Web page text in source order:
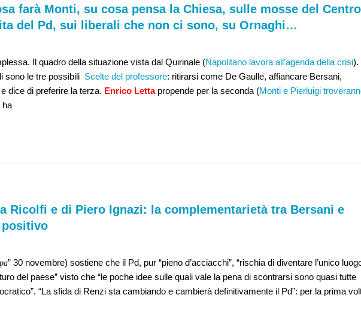
farà Monti, su cosa pensa la Chiesa, sulle mosse del
del Pd, sui liberali che non ci sono, su Ornaghi…
Il quadro della situazione vista dal Quirinale (Napolitano lavora all’agenda della crisi).
sono le tre possibili Scelte del professore: ritirarsi come De Gaulle, affiancare Bersani,
dice di preferire la terza. Enrico Lettapropende per la seconda (Monti e Pierluigi
ha
Ricolfi e di Piero Ignazi: la complementarietà tra Bersani e
positivo
” 30 novembre) sostiene che il Pd, pur “pieno d’acciacchi”, “rischia di diventare l’unico
del paese” visto che “le poche idee sulle quali vale la pena di scontrarsi sono quasi tutte
“La sfida di Renzi sta cambiando e cambierà definitivamente il Pd”: per la prima